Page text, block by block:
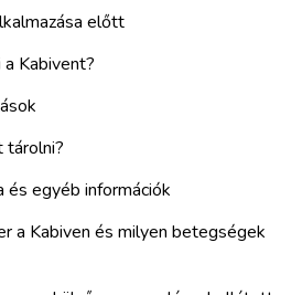
előtt
Kabivent?
tárolni?
egyéb információk
a Kabiven és milyen betegségek